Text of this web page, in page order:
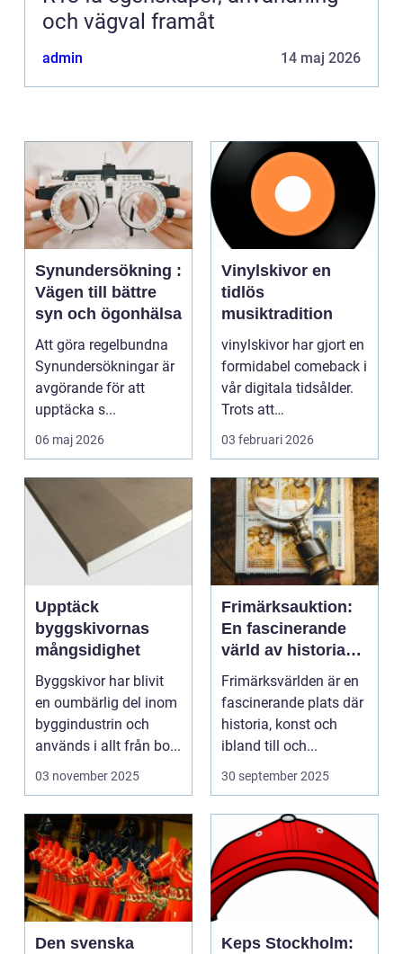
och vägval framåt
admin 14 maj 2026
Synundersökning :
Vägen till bättre
syn och ögonhälsa
Att göra regelbundna
Synundersökningar är
avgörande för att
upptäcka s...
06 maj 2026
Vinylskivor en
tidlös
musiktradition
vinylskivor har gjort en
formidabel comeback i
vår digitala tidsålder.
Trots att
musikstreaming är m...
03 februari 2026
Upptäck
byggskivornas
mångsidighet
Byggskivor har blivit
en oumbärlig del inom
byggindustrin och
används i allt från bo...
03 november 2025
Frimärksauktion:
En fascinerande
värld av historia
och samlande
Frimärksvärlden är en
fascinerande plats där
historia, konst och
ibland till och...
30 september 2025
Den svenska
Keps Stockholm: